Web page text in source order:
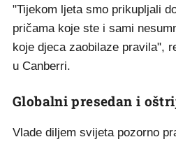
"Tijekom ljeta smo prikupljali
pričama koje ste i sami
koje djeca zaobilaze pravila",
u Canberri.
Globalni presedan i
Vlade diljem svijeta pozorno